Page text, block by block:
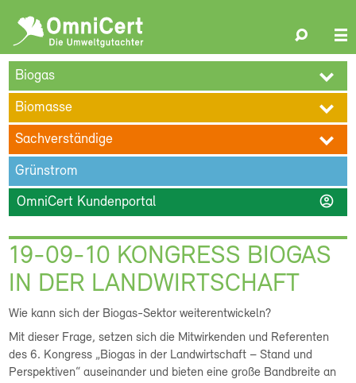
Search
ÜBER UNS BLOG TERMINE REFERENZEN
KARRIERE
KONTAKT
Biogas
Biomasse
Sachverständige
Grünstrom
OmniCert Kundenportal account_circle
19-09-10 KONGRESS BIOGAS
IN DER LANDWIRTSCHAFT
Wie kann sich der Biogas-Sektor weiterentwickeln?
Mit dieser Frage, setzen sich die Mitwirkenden und Referenten
des 6. Kongress „Biogas in der Landwirtschaft – Stand und
Perspektiven“ auseinander und bieten eine große Bandbreite an